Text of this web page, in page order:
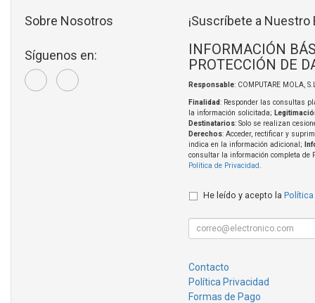
Sobre Nosotros
Síguenos en:
¡Suscríbete a Nuestro
INFORMACIÓN
PROTECCIÓN DE
Responsable: COMPUTARE MOLA,
Finalidad: Responder las consultas
la información solicitada;
Destinatarios: Solo se realizan
Derechos: Acceder, rectificar y
indica en la información adicional;
consultar la información completa de
Política de Privacidad.
He leído y acepto la Política
Contacto
Política Privacidad
Formas de Pago